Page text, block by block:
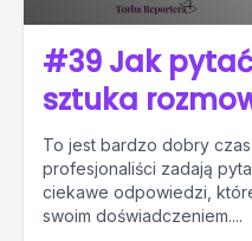
#39 Jak
sztuka
To jest bardzo dobry
profesjonaliści zadają
ciekawe odpowiedzi,
swoim doświadczeniem....